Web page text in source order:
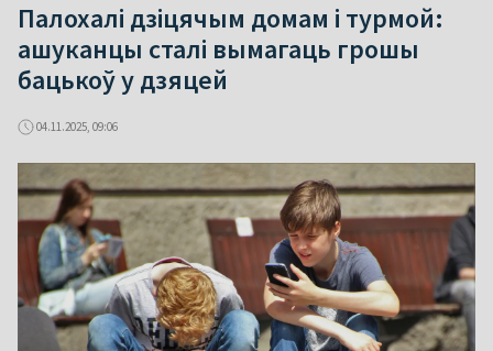
Палохалі дзіцячым домам і турмой:
ашуканцы сталі вымагаць грошы
бацькоў у дзяцей
04.11.2025, 09:06